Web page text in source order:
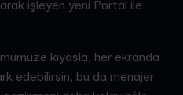
işleyen yeni Portal ile
kıyasla, her ekranda
edebilirsin, bu da menajer